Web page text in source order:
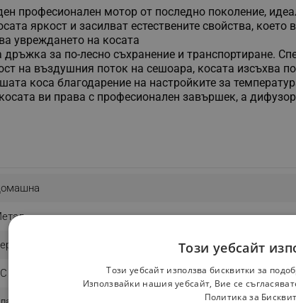
професионален мотор от последно поколение,
яркост и засилват естествените свойства, което
увреждането на косата
за по-лесно съхранение и транспортиране.
на въздушния поток на сешоара, косата изсъхва
коса благодарение на настройките за
ви права с професионален завършек, а
Мотор
Този уебсайт
Този уебсайт използва бисквитки за
Използвайки нашия уебсайт, Вие се
Политика за